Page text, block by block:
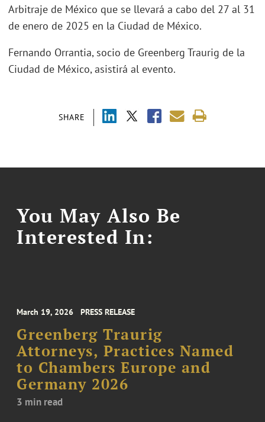
SHARE
Arbitraje de México que se llevará a cabo del 27 al 31
de enero de 2025 en la Ciudad de México.
Fernando Orrantia, socio de Greenberg Traurig de la
Ciudad de México, asistirá al evento.
You May Also Be
Interested In:
March 19, 2026 PRESS RELEASE
Greenberg Traurig
Attorneys, Practices Named
to Chambers Europe and
Germany 2026
3 min read